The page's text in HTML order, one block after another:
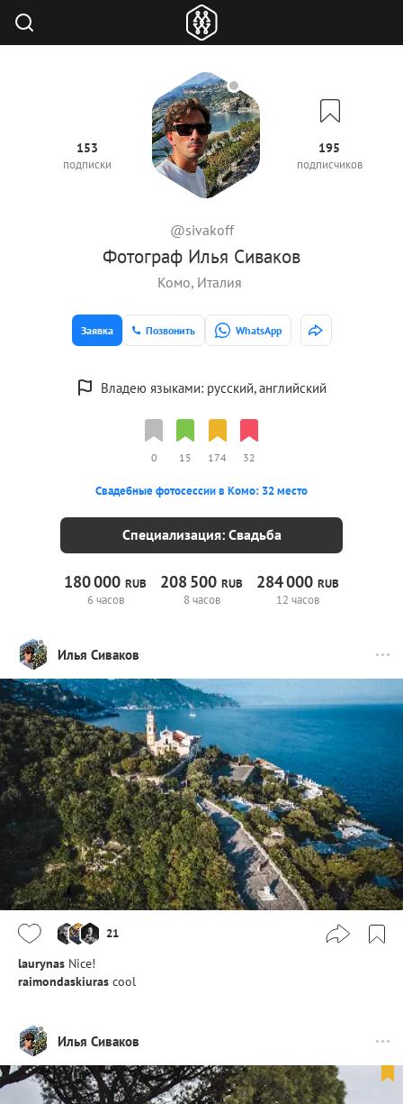
Фотограф Илья Сиваков
@sivakoff
153
подписки
195
подписчиков
Комо, Италия
Заявка Позвонить WhatsApp
Владею языками: русский, английский
0 15 174 32
Свадебные фотосессии в Комо: 32 место
Специализация: Свадьба
180000RUB
6 часов
208 500 RUB
8 часов
284000 RUB
12 часов
Илья Сиваков
21
laurynas Nice!
raimondaskiuras cool
Илья Сиваков